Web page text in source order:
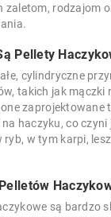
zaletom, rodzajom
Pellety
cylindryczne
takich jak mączki
zaprojektowane
haczyku, co
ryb, w tym karpi,
są bardzo